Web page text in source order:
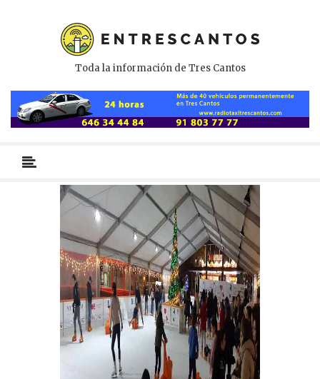
Toda la información de Tres Cantos
primario